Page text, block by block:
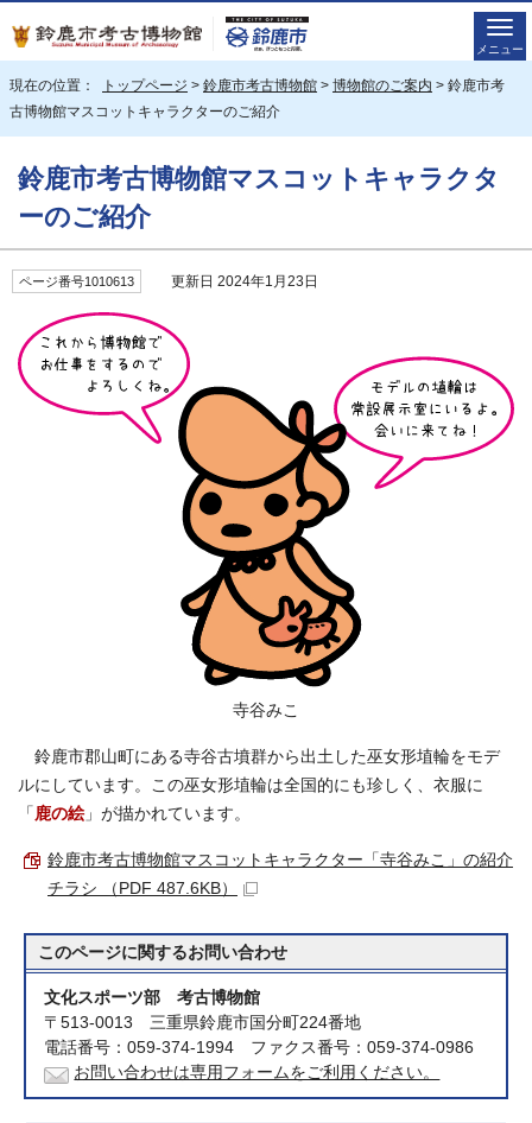
メニュー
現在の位置： トップページ > 鈴鹿市考古博物館 > 博物館のご案内 > 鈴鹿市考
古博物館マスコットキャラクターのご紹介
鈴鹿市考古博物館マスコットキャラクタ
ーのご紹介
ページ番号1010613 更新日 2024年1月23日
寺谷みこ
鈴鹿市郡山町にある寺谷古墳群から出土した巫女形埴輪をモデ
ルにしています。この巫女形埴輪は全国的にも珍しく、衣服に
「 鹿の絵」が描かれています。
鈴鹿市考古博物館マスコットキャラクター「寺谷みこ」の紹介
チラシ （PDF 487.6KB）
このページに関するお問い合わせ
文化スポーツ部 考古博物館
〒513-0013 三重県鈴鹿市国分町224番地
電話番号：059-374-1994 ファクス番号：059-374-0986
お問い合わせは専用フォームをご利用ください。